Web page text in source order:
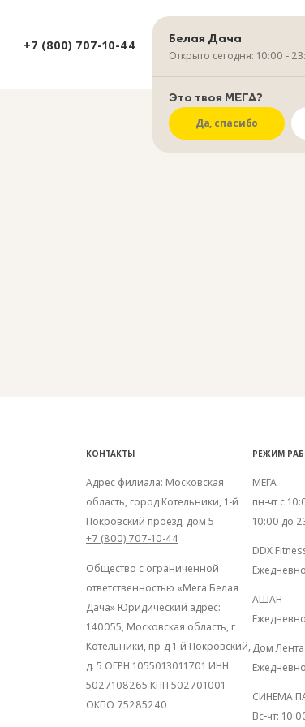
+7 (800) 707-10-44
Белая Дача
Открыто сегодня: 10:00 -
Это твоя МЕГА?
Да, спасибо
КОНТАКТЫ
Адрес филиала: Московская
область, город Котельники, 1-й
Покровский проезд, дом 5
+7 (800) 707-10-44
Общество с ограниченной
ответственностью «Мега Белая
Дача» Юридический адрес:
140055, Московская область, г
Котельники, пр-д 1-й Покровский,
д. 5 ОГРН 1055013011701 ИНН
5027108265 КПП 502701001
ОКПО 75285240
РЕЖИМ
МЕГА
пн-чт с
10:00 до
DDX
АШАН
Дом Лента
СИНЕМА
Вс-чт: